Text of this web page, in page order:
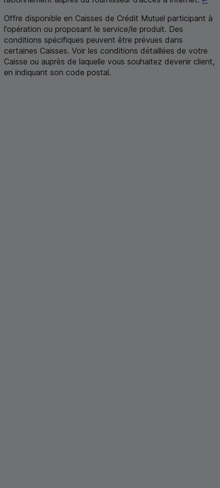
Offre disponible en Caisses de Crédit Mutuel participant à
l'opération ou proposant le service/le produit. Des
conditions spécifiques peuvent être prévues dans
certaines Caisses. Voir les conditions détaillées de votre
Caisse ou auprès de laquelle vous souhaitez devenir client,
en indiquant son code postal.